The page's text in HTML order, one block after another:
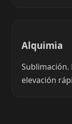
Alquimia
Sublimación.
elevación